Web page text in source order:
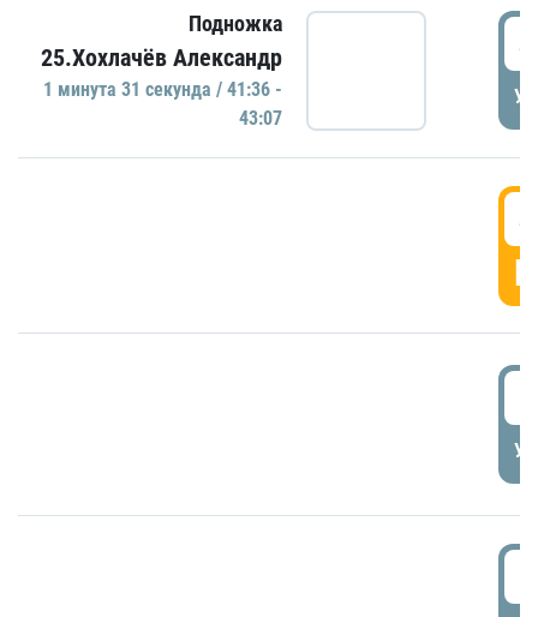
Подножка
25.Хохлачёв Александр
1 минутa 31 секундa / 41:36 -
43:07